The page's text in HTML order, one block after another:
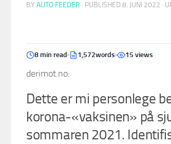
BY AUTO FEEDER · PUBLISHED 8. JUNI 2022 ·
8 min read 1,572words 15 views
derimot.no:
Dette er mi personlege
korona-«vaksinen» på
sommaren 2021.